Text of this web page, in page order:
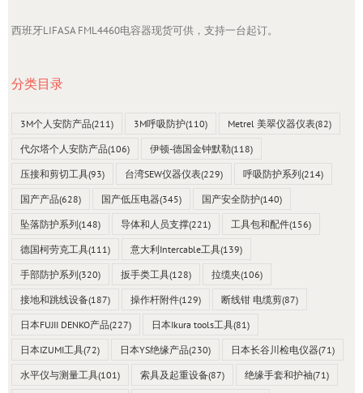
西班牙LIFASA FML4460电容器现货可供，支持一台起订。
分类目录
3M个人安防产品(211) 3M呼吸防护(110) Metrel 美翠仪器仪表(82)
代尔塔个人安防产品(106) 伊顿-德国金钟默勒(118)
压接和剪切工具(93) 台湾SEW仪器仪表(229) 呼吸防护系列(214)
国产产品(628) 国产低压电器(345) 国产安全防护(140)
坠落防护系列(148) 导体和人员支撑(221) 工具包和配件(156)
德国柯劳克工具(111) 意大利Intercable工具(139)
手部防护系列(320) 扳手类工具(128) 拉缆夹(106)
接地和跳线设备(187) 操作杆附件(129) 断线钳 电缆剪(87)
日本FUJII DENKO产品(227) 日本Ikura tools工具(81)
日本IZUMI工具(72) 日本YS绝缘产品(230) 日本长谷川检电仪器(71)
水平仪与测量工具(101) 索具及起重设备(87) 绝缘手套和护袖(71)